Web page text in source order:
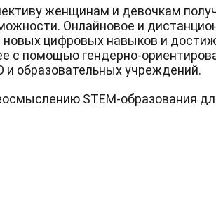
женщинам и девочкам
Онлайновое и
новых цифровых навыков и
с помощью гендерно-
и образовательных учреждений.
STEM-образования